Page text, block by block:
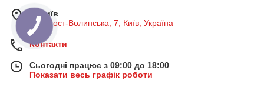
м. Київ
вул. Пост-Волинська, 7, Київ, Україна
Контакти
Сьогодні працює з 09:00 до 18:00
Показати весь графік роботи